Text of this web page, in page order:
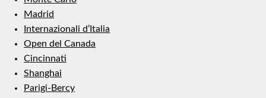
Madrid
Internazionali d’Italia
Open del Canada
Cincinnati
Shanghai
Parigi-Bercy